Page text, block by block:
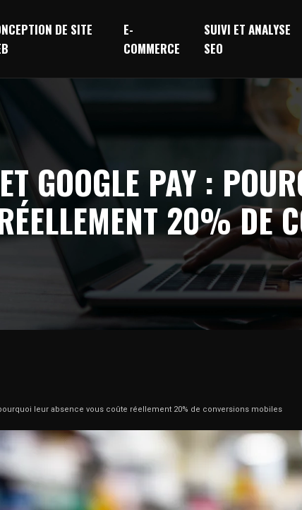
DE SITE
E-
COMMERCE
SUIVI ET ANALYSE
SEO
GOOGLE PAY :
20% DE
leur absence vous coûte réellement 20% de conversions mobiles